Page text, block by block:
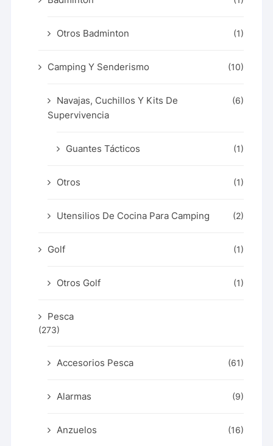
Otros Badminton (1)
Camping Y Senderismo (10)
Navajas, Cuchillos Y Kits De
Supervivencia
(6)
Guantes Tácticos (1)
Otros (1)
Utensilios De Cocina Para Camping (2)
Golf (1)
Otros Golf (1)
Pesca
(273)
Accesorios Pesca (61)
Alarmas (9)
Anzuelos (16)